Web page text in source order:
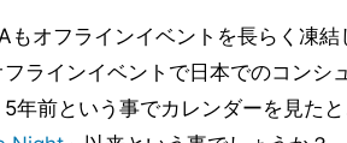
もオフラインイベントを長らく凍
ラインイベントで日本でのコンシ
年前という事でカレンダーを見た